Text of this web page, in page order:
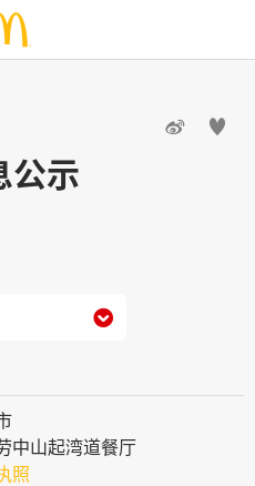
 
公示

中山起湾道餐厅
照